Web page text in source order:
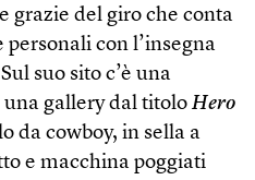
grazie del giro che conta
personali con l’insegna
suo sito c’è una
gallery dal titolo Hero
da cowboy, in sella a
e macchina poggiati